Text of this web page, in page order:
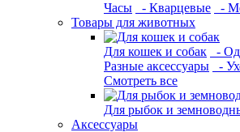
Часы - Кварцевые
-
Товары для животных
Для кошек и собак -
Разные аксессуары
-
Смотреть все
Для рыбок и
Аксессуары